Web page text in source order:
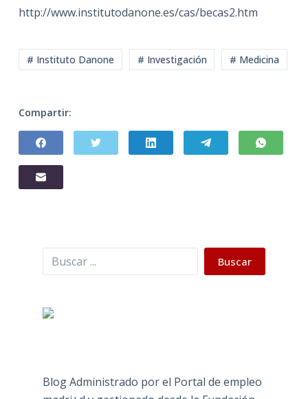
http://www.institutodanone.es/cas/becas2.htm
# Instituto Danone # Investigación # Medicina
Compartir:
Buscar Buscar
Blog Administrado por el Portal de empleo